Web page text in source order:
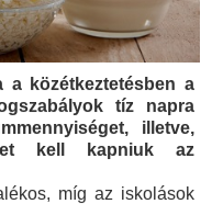
a közétkeztetésben a
tíz napra
illetve,
kell kapniuk az
míg az iskolások